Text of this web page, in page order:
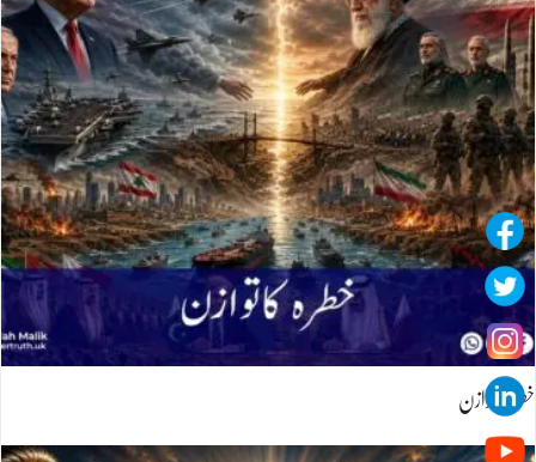
خطرہ کاتوازن